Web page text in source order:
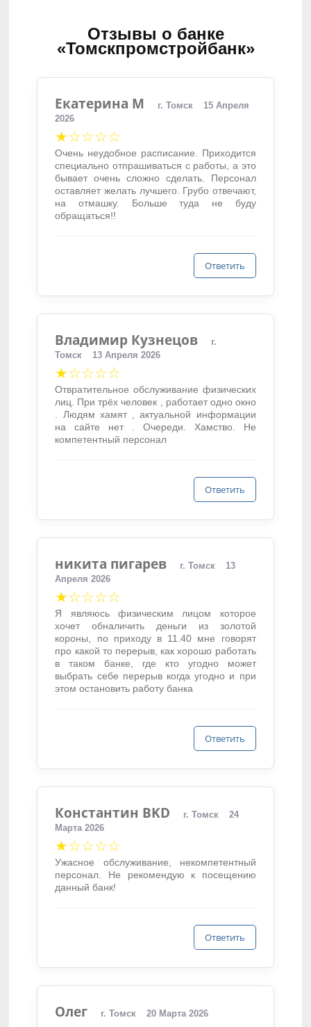
Отзывы о банке
«Томскпромстройбанк»
Екатерина М г. Томск
15 Апреля
2026
★☆☆☆☆
Очень неудобное расписание. Приходится
специально отпрашиваться с работы, а это
бывает очень сложно сделать. Персонал
оставляет желать лучшего. Грубо отвечают,
на отмашку. Больше туда не буду
обращаться!!
Ответить
Владимир Кузнецов
г.
Томск
13 Апреля 2026
★☆☆☆☆
Отвратительное обслуживание физических
лиц. При трёх человек , работает одно окно
. Людям хамят , актуальной информации
на сайте нет . Очереди. Хамство. Не
компетентный персонал
Ответить
никита пигарев г. Томск
13
Апреля 2026
★☆☆☆☆
Я являюсь физическим лицом которое
хочет обналичить деньги из золотой
короны, по приходу в 11.40 мне говорят
про какой то перерыв, как хорошо работать
в таком банке, где кто угодно может
выбрать себе перерыв когда угодно и при
этом остановить работу банка
Ответить
Константин BKD г. Томск
24
Марта 2026
★☆☆☆☆
Ужасное обслуживание, некомпетентный
персонал. Не рекомендую к посещению
данный банк!
Ответить
Олег г. Томск 20 Марта 2026